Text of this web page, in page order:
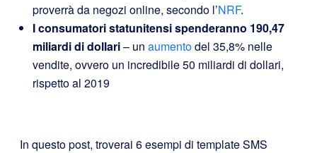
proverrà da negozi online, secondo l’NRF.
I consumatori statunitensi spenderanno 190,47
miliardi di dollari– un aumentodel 35,8% nelle
vendite, ovvero un incredibile 50 miliardi di dollari,
rispetto al 2019
In questo post, troverai 6 esempi di template SMS